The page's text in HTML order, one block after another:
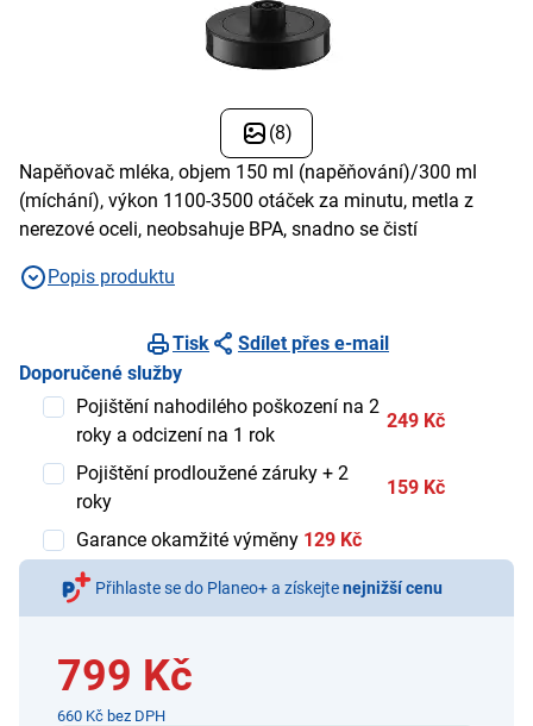
(8)
Napěňovač mléka, objem 150 ml (napěňování)/300 ml
(míchání), výkon 1100-3500 otáček za minutu, metla z
nerezové oceli, neobsahuje BPA, snadno se čistí
Popis produktu
Tisk
Sdílet přes e-mail
Doporučené služby
Pojištění nahodilého poškození na 2
roky a odcizení na 1 rok
249 Kč
Pojištění prodloužené záruky + 2
roky
159 Kč
Garance okamžité výměny 129 Kč
Přihlaste se do Planeo+ a získejtenejnižší cenu
799 Kč
660 Kč bez DPH